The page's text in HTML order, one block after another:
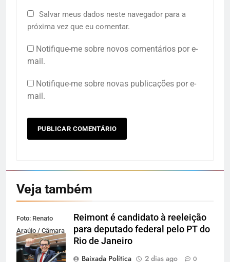
Salvar meus dados neste navegador para a
próxima vez que eu comentar.
Notifique-me sobre novos comentários por e-
mail.
Notifique-me sobre novas publicações por e-
mail.
Veja também
Foto: Renato
Araújo / Câmara
dos Deputados
Reimont é candidato à reeleição
para deputado federal pelo PT do
Rio de Janeiro
Baixada Política
2 dias ago 0